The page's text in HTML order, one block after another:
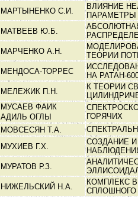
МАРТЫНЕНКО С.И.
ВЛИЯНИЕ
ПАРАМЕТРЫ
МАТВЕЕВ Ю.Б.
МАРЧЕНКО А.Н.
ТЕОРИИ
МЕНДОСА-ТОРРЕС
НА РАТАН-
МЕЛЕЖИК П.Н.
К ТЕОРИИ
МУСАЕВ ФАИК
АДИЛЬ ОГЛЫ
ГОРЯЧИХ
МОВСЕСЯН Т.А.
МУХИЕВ Г.Х.
СОЗДАНИЕ
МУРАТОВ Р.З.
НИЖЕЛЬСКИЙ Н.А.
КОМПЛЕКС
СПЛОШНОГО